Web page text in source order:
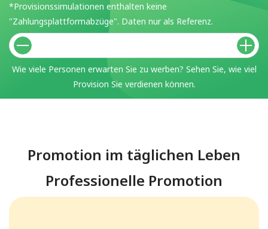
*Provisionssimulationen enthalten keine
"Zahlungsplattformabzüge". Daten nur als Referenz.
Wie viele Personen erwarten Sie zu werben? Sehen Sie, wie viel
Provision Sie verdienen können.
Promotion im täglichen Leben
Professionelle Promotion